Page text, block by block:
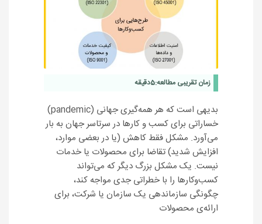
زمان تقریبی مطالعه:5دقیقه
بدیهی است که هر همه‌گیری جهانی‌ (pandemic)
خساراتی برای کسب و کارها در سرتاسر جهان به بار
می‌آورد. مشکل فقط کاهش (یا در بعضی موارد،
افزایش شدید) تقاضا برای محصولات یا خدمات
نیست. یک مشکل بزرگ دیگر که می‌تواند
کسب‌وکارها را با خطراتی جدی مواجه کند،
چگونگی سازماندهی یک سازمان یا شرکت، برای
ارائه‌ی محصولات